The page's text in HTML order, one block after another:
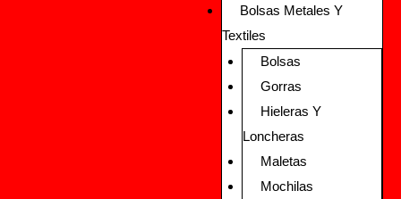
Bolsas Metales Y
Textiles
Bolsas
Gorras
Hieleras Y
Loncheras
Maletas
Mochilas